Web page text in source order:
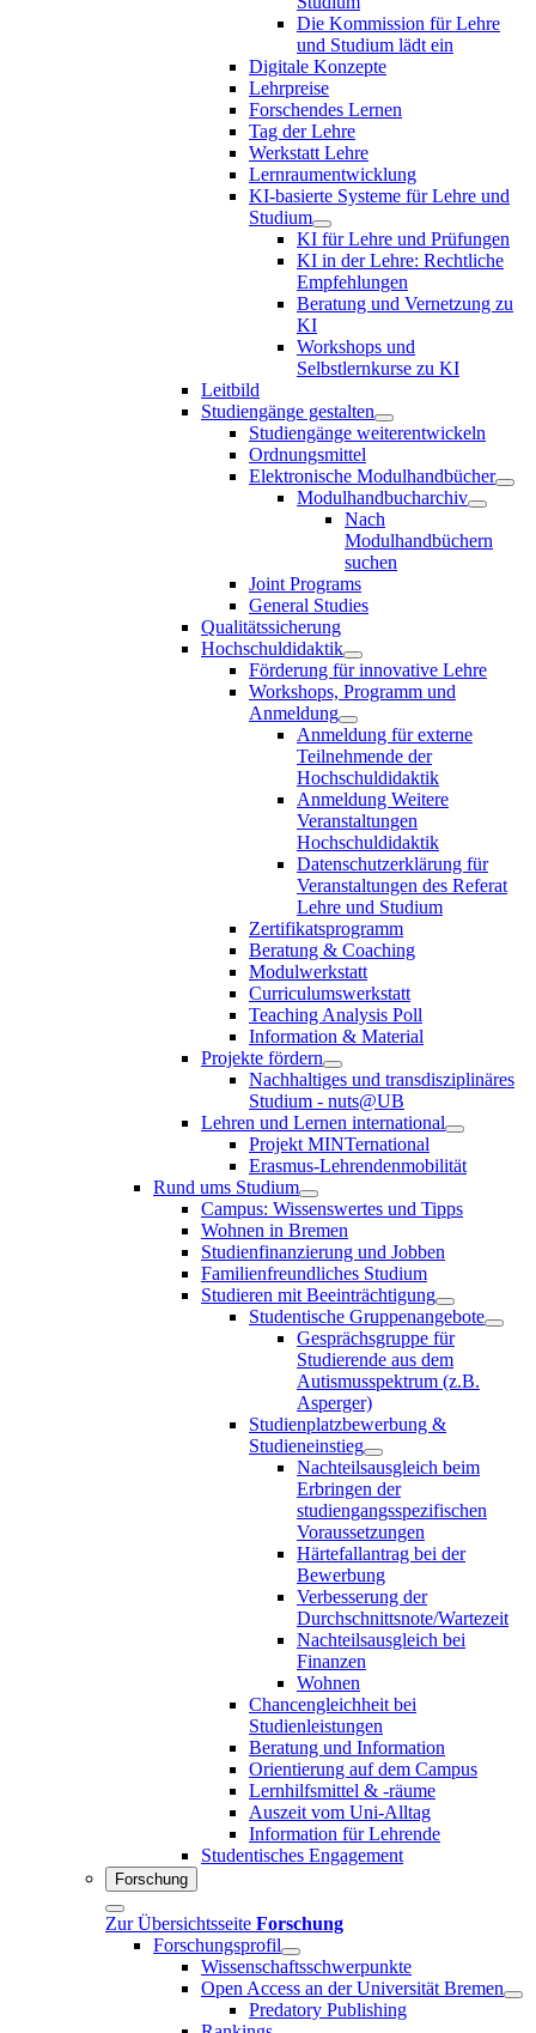
Die Kommission für Lehre
und Studium lädt ein
Digitale Konzepte
Lehrpreise
Forschendes Lernen
Tag der Lehre
Werkstatt Lehre
Lernraumentwicklung
KI-basierte Systeme für Lehre und
Studium
KI für Lehre und Prüfungen
KI in der Lehre: Rechtliche
Empfehlungen
Beratung und Vernetzung zu
KI
Workshops und
Selbstlernkurse zu KI
Leitbild
Studiengänge gestalten
Studiengänge weiterentwickeln
Ordnungsmittel
Elektronische Modulhandbücher
Modulhandbucharchiv
Nach
Modulhandbüchern
suchen
Joint Programs
General Studies
Qualitätssicherung
Hochschuldidaktik
Förderung für innovative Lehre
Workshops, Programm und
Anmeldung
Anmeldung für externe
Teilnehmende der
Hochschuldidaktik
Anmeldung Weitere
Veranstaltungen
Hochschuldidaktik
Datenschutzerklärung für
Veranstaltungen des Referat
Lehre und Studium
Zertifikatsprogramm
Beratung & Coaching
Modulwerkstatt
Curriculumswerkstatt
Teaching Analysis Poll
Information & Material
Projekte fördern
Nachhaltiges und transdisziplinäres
Studium - nuts@UB
Lehren und Lernen international
Projekt MINTernational
Erasmus-Lehrendenmobilität
Rund ums Studium
Campus: Wissenswertes und Tipps
Wohnen in Bremen
Studienfinanzierung und Jobben
Familienfreundliches Studium
Studieren mit Beeinträchtigung
Studentische Gruppenangebote
Gesprächsgruppe für
Studierende aus dem
Autismusspektrum (z.B.
Asperger)
Studienplatzbewerbung &
Studieneinstieg
Nachteilsausgleich beim
Erbringen der
studiengangsspezifischen
Voraussetzungen
Härtefallantrag bei der
Bewerbung
Verbesserung der
Durchschnittsnote/Wartezeit
Nachteilsausgleich bei
Finanzen
Wohnen
Chancengleichheit bei
Studienleistungen
Beratung und Information
Orientierung auf dem Campus
Lernhilfsmittel & -räume
Auszeit vom Uni-Alltag
Information für Lehrende
Studentisches Engagement
Forschung
Zur Übersichtsseite Forschung
Forschungsprofil
Wissenschaftsschwerpunkte
Open Access an der Universität Bremen
Predatory Publishing